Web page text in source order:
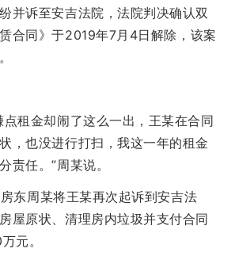
并诉至安吉法院，法院判决确认双
合同》于2019年7月4日解除，该案
点租金却闹了这么一出，王某在合同
，也没进行打扫，我这一年的租金
责任。”周某说。
东周某将王某再次起诉到安吉法
屋原状、清理房内垃圾并支付合同
元。